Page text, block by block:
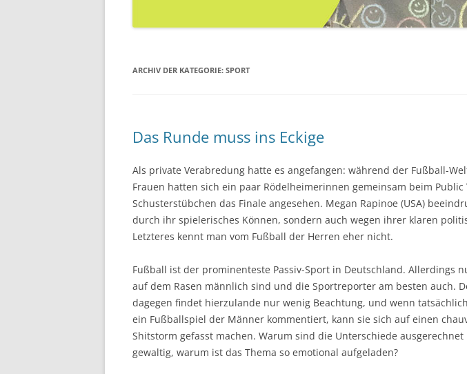
ARCHIV DER KATEGORIE: SPORT
Das Runde muss ins Eckige
Als private Verabredung hatte es angefangen: während der Fußball-
Frauen hatten sich ein paar Rödelheimerinnen gemeinsam beim Public
Schusterstübchen das Finale angesehen. Megan Rapinoe (USA)
durch ihr spielerisches Können, sondern auch wegen ihrer klaren
Letzteres kennt man vom Fußball der Herren eher nicht.
Fußball ist der prominenteste Passiv-Sport in Deutschland. Allerdings
auf dem Rasen männlich sind und die Sportreporter am besten auch.
dagegen findet hierzulande nur wenig Beachtung, und wenn
ein Fußballspiel der Männer kommentiert, kann sie sich auf einen
Shitstorm gefasst machen. Warum sind die Unterschiede
gewaltig, warum ist das Thema so emotional aufgeladen?